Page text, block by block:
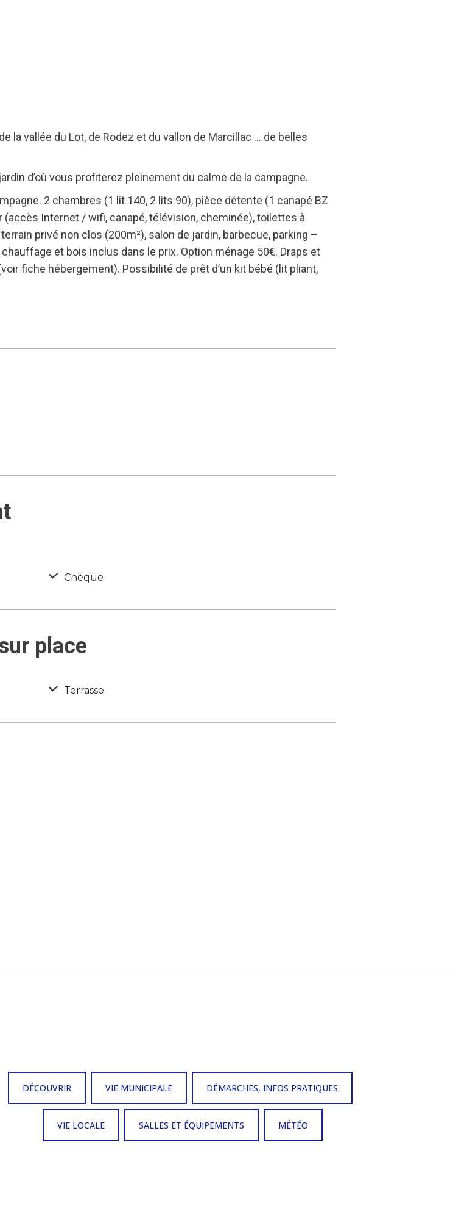
la vallée du Lot, de Rodez et du vallon de Marcillac … de belles
d’où vous profiterez pleinement du calme de la campagne.
2 chambres (1 lit 140, 2 lits 90), pièce détente (1 canapé BZ
Internet / wifi, canapé, télévision, cheminée), toilettes à
privé non clos (200m²), salon de jardin, barbecue, parking –
et bois inclus dans le prix. Option ménage 50€. Draps et
fiche hébergement). Possibilité de prêt d’un kit bébé (lit pliant,
Chèque
place
Terrasse
DÉCOUVRIR VIE MUNICIPALE DÉMARCHES, INFOS PRATIQUES
VIE LOCALE SALLES ET ÉQUIPEMENTS MÉTÉO